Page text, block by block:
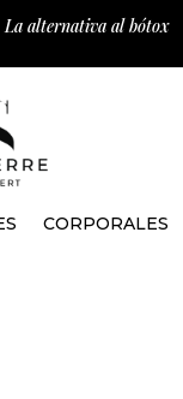
La alternativa al bótox
CORPORALES